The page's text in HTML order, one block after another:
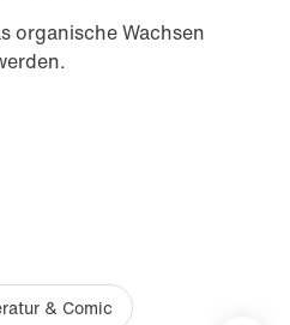
organische Wachsen
& Comic